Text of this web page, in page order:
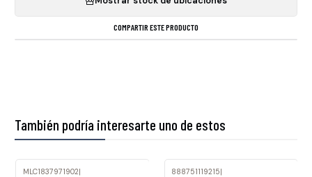
COMPARTIR ESTE PRODUCTO
También podría interesarte uno de estos
MLC1837971902| 888751119215|